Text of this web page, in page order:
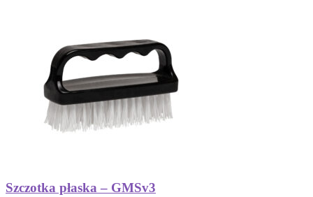
Szczotka płaska – GMSv3